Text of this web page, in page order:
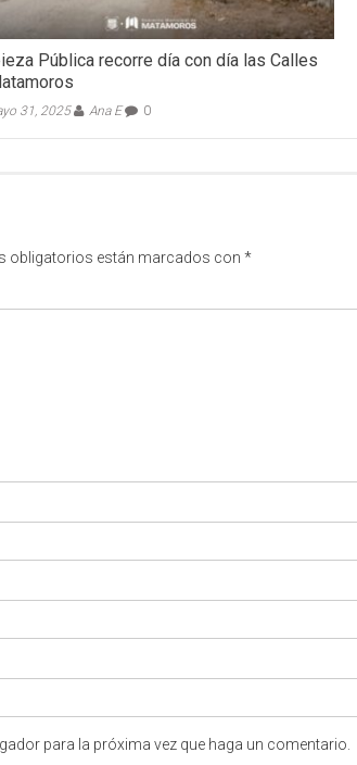
Pública recorre día con día las Calles
31, 2025 Ana E 0
obligatorios están marcados con *
para la próxima vez que haga un comentario.